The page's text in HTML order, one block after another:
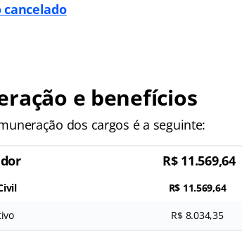
cancelado
e benefícios
dos cargos é a seguinte:
R$ 11.569,64
R$ 11.569,64
R$ 8.034,35